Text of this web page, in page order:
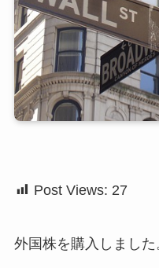
Post Views: 27
外国株を購入しました